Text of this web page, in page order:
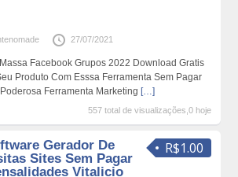
27/07/2021
Facebook Grupos 2022 Download Gratis
Produto Com Esssa Ferramenta Sem Pagar
Ferramenta Marketing […]
557 total de visualizações,0 hoje
R$1.00
Gerador De
Sites Sem Pagar
Vitalicio